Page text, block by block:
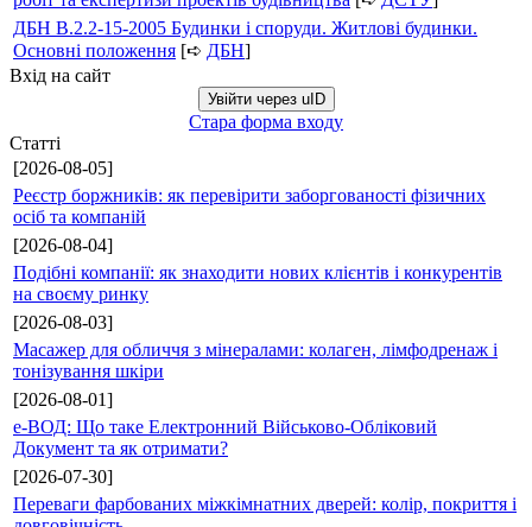
ДБН В.2.2-15-2005 Будинки і споруди. Житлові будинки.
Основні положення [➪ ДБН]
Вхід на сайт
Увійти через uID
Стара форма входу
Статті
[2026-08-05]
Реєстр боржників: як перевірити заборгованості фізичних
осіб та компаній
[2026-08-04]
Подібні компанії: як знаходити нових клієнтів і конкурентів
на своєму ринку
[2026-08-03]
Масажер для обличчя з мінералами: колаген, лімфодренаж і
тонізування шкіри
[2026-08-01]
е-ВОД: Що таке Електронний Військово-Обліковий
Документ та як отримати?
[2026-07-30]
Переваги фарбованих міжкімнатних дверей: колір, покриття і